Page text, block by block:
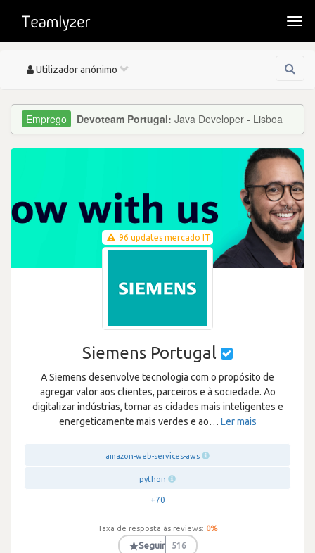
Toggle
Utilizador anónimo
Devoteam Portugal: Java Developer - Lisboa
96 updates mercado IT
Siemens Portugal
A Siemens desenvolve tecnologia com o propósito de
agregar valor aos clientes, parceiros e à sociedade. Ao
digitalizar indústrias, tornar as cidades mais inteligentes e
energeticamente mais verdes e ao… Ler mais
amazon-web-services-aws
python
+70
Taxa de resposta às reviews: 0%
★Seguir 516